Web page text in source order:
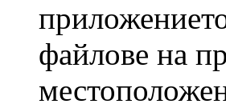
файлове на